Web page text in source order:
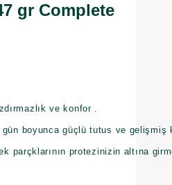
gr Complete
ve konfor .
boyunca güçlü tutus ve gelişmiş
parçklarının protezinizin altına